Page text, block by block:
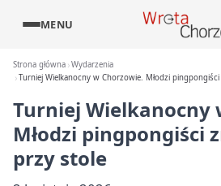
MENU
Strona główna Wydarzenia
Turniej Wielkanocny w Chorzowie. Młodzi
Turniej Wielkanocny
Młodzi pingpongiści
przy stole